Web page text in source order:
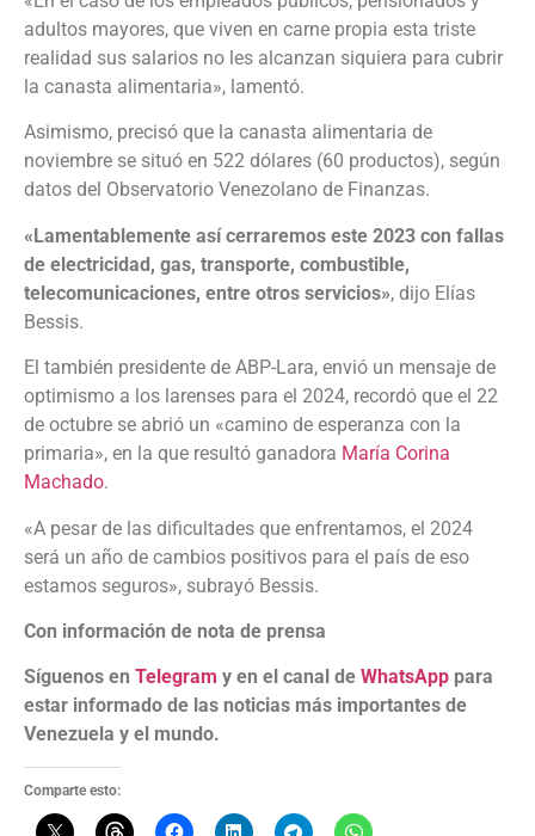
adultos mayores, que viven en carne propia esta triste
realidad sus salarios no les alcanzan siquiera para cubrir
la canasta alimentaria», lamentó.
Asimismo, precisó que la canasta alimentaria de
noviembre se situó en 522 dólares (60 productos), según
datos del Observatorio Venezolano de Finanzas.
«Lamentablemente así cerraremos este 2023 con fallas
de electricidad, gas, transporte, combustible,
telecomunicaciones, entre otros servicios», dijo Elías
Bessis.
El también presidente de ABP-Lara, envió un mensaje de
optimismo a los larenses para el 2024, recordó que el 22
de octubre se abrió un «camino de esperanza con la
primaria», en la que resultó ganadora María Corina
Machado.
«A pesar de las dificultades que enfrentamos, el 2024
será un año de cambios positivos para el país de eso
estamos seguros», subrayó Bessis.
Con información de nota de prensa
Síguenos en Telegram y en el canal de WhatsApp para
estar informado de las noticias más importantes de
Venezuela y el mundo.
Comparte esto: